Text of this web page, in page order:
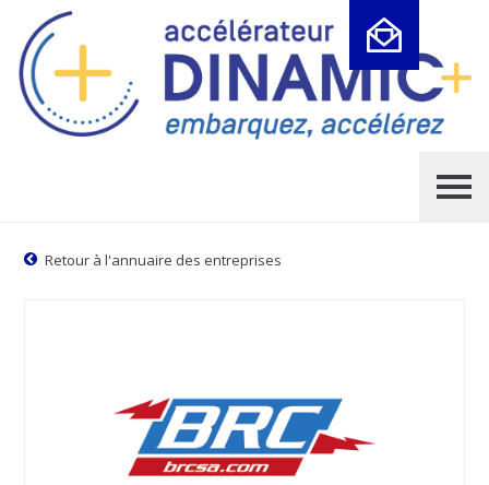
Retour à l'annuaire des entreprises
Cookies management panel